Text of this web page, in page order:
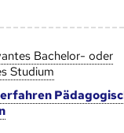
Bachelor- oder
Studium